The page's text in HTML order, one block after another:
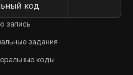
код
запись
задания
коды